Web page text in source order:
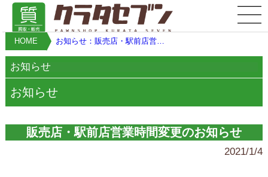
HOME お知らせ：販売店・駅前店営業時間変更のお知らせ
お知らせ
お知らせ
販売店・駅前店営業時間変更のお知らせ
2021/1/4